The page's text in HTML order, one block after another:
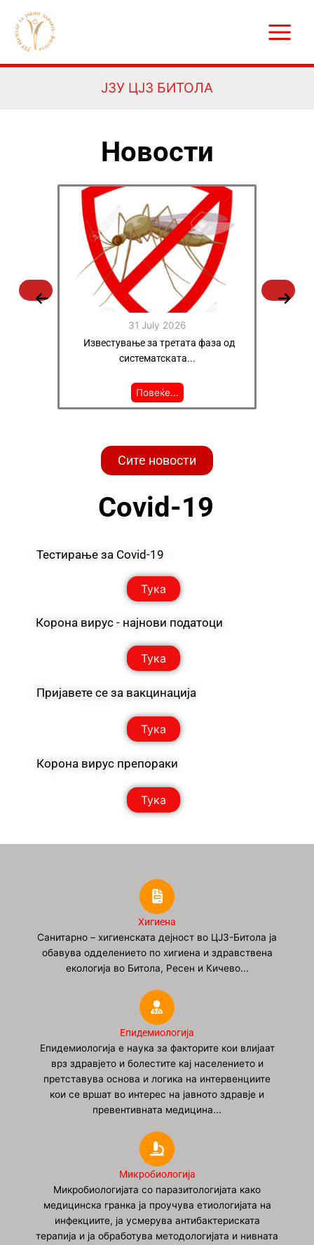
content
Menu
ЈЗУ ЦЈЗ БИТОЛА
Новости
31 July 2026
Известување за третата фаза од
систематската...
Повеќе...
Сите новости
Covid-19
Тестирање за Covid-19
Тука
Корона вирус - најнови податоци
Тука
Пријавете се за вакцинација
Тука
Корона вирус препораки
Тука
Хигиена
Санитарно – хигиенската дејност во ЦЈЗ-Битола ја
обавува одделението по хигиена и здравствена
екологија во Битола, Ресен и Кичево...
Епидемиологија
Епидемиологија е наука за факторите кои влијаат
врз здравјето и болестите кај населението и
претставува основа и логика на интервенциите
кои се вршат во интерес на јавното здравје и
превентивната медицина...
Микробиологија
Микробиологијата со паразитологијата како
медицинска гранка ја проучува етиологијата на
инфекциите, ја усмерува антибактериската
терапија и ја обработува методологијата и нивната